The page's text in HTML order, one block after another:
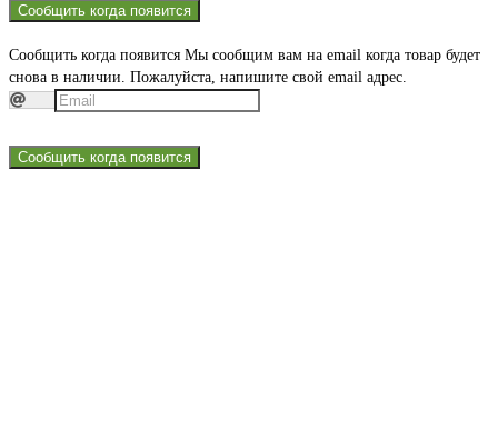
Сообщить когда появится
Сообщить когда появится Мы сообщим вам на email когда товар будет
снова в наличии. Пожалуйста, напишите свой email адрес.
Сообщить когда появится